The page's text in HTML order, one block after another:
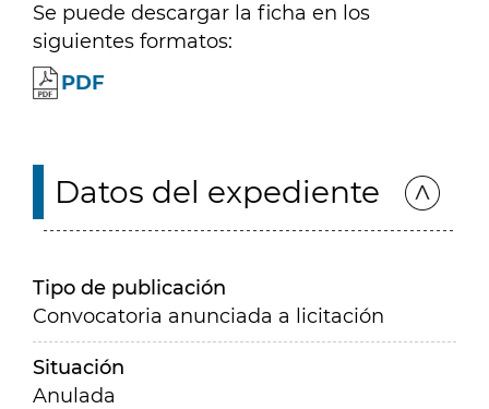
Se puede descargar la ficha en los
siguientes formatos:
PDF
Datos del expediente
Tipo de publicación
Convocatoria anunciada a licitación
Situación
Anulada